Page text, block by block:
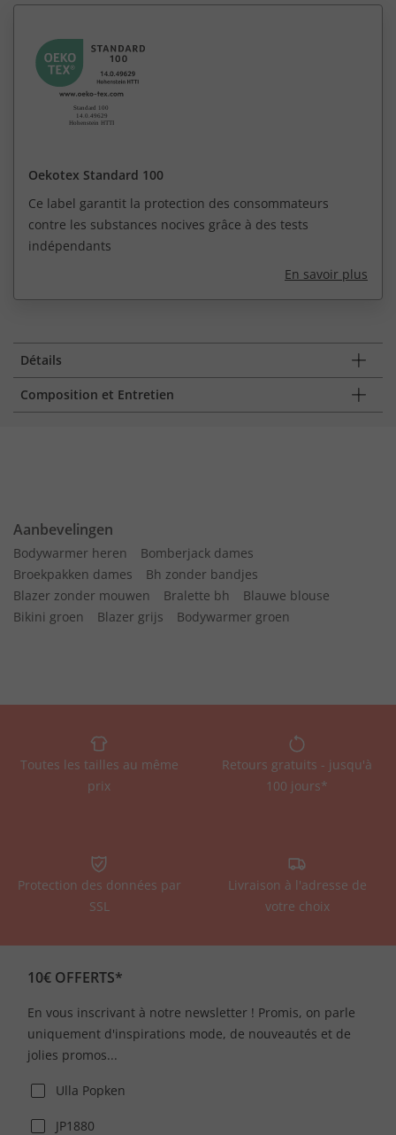
Oekotex Standard 100
Ce label garantit la protection des consommateurs
contre les substances nocives grâce à des tests
indépendants
En savoir plus
Détails
Composition et Entretien
Aanbevelingen
Bodywarmer heren
Bomberjack dames
Broekpakken dames
Bh zonder bandjes
Blazer zonder mouwen
Bralette bh
Blauwe blouse
Bikini groen
Blazer grijs Bodywarmer groen
Toutes les tailles au même
prix
Retours gratuits - jusqu'à
100 jours*
Protection des données par
SSL
Livraison à l'adresse de
votre choix
10€ OFFERTS*
En vous inscrivant à notre newsletter ! Promis, on parle
uniquement d'inspirations mode, de nouveautés et de
jolies promos...
Ulla Popken
JP1880